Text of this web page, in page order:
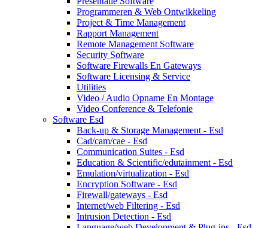
Programmeren & Web Ontwikkeling
Project & Time Management
Rapport Management
Remote Management Software
Security Software
Software Firewalls En Gateways
Software Licensing & Service
Utilities
Video / Audio Opname En Montage
Video Conference & Telefonie
Software Esd
Back-up & Storage Management - Esd
Cad/cam/cae - Esd
Communication Suites - Esd
Education & Scientific/edutainment - Esd
Emulation/virtualization - Esd
Encryption Software - Esd
Firewall/gateways - Esd
Internet/web Filtering - Esd
Intrusion Detection - Esd